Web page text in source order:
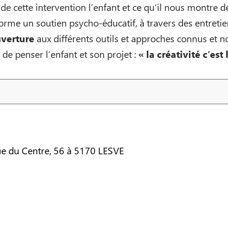
cette intervention l’enfant et ce qu’il nous
un soutien psycho-éducatif, à travers des
aux différents outils et approches connus et
penser l’enfant et son projet :« la créativité c’est
du Centre, 56 à 5170 LESVE